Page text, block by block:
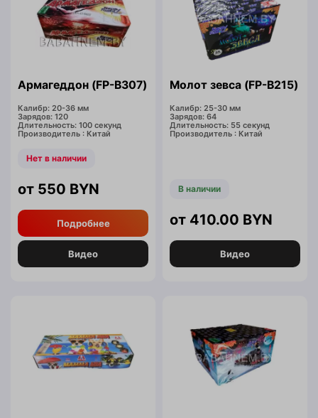
Армагеддон (FP-B307)
Калибр: 20-36 мм
Зарядов: 120
Длительность: 100 секунд
Производитель : Китай
Нет в наличии
550 BYN
Подробнее
Видео
Молот зевса (FP-B215)
Калибр: 25-30 мм
Зарядов: 64
Длительность: 55 секунд
Производитель : Китай
В наличии
410.00 BYN
Видео